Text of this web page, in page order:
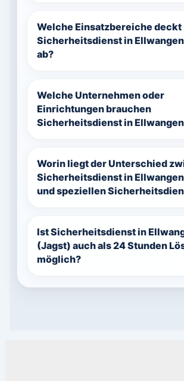
Welche Einsatzbereiche deckt
Sicherheitsdienst in
ab?
Welche Unternehmen oder
Einrichtungen brauchen
Sicherheitsdienst in
Worin liegt der Unterschied
Sicherheitsdienst in
und speziellen
Ist Sicherheitsdienst in
(Jagst) auch als 24 Stunden
möglich?